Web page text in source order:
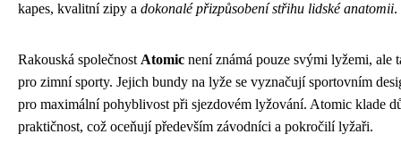
kapes, kvalitní zipy a dokonalé přizpůsobení střihu lidské anatomii.
Rakouská společnost Atomic není známá pouze svými lyžemi, ale
pro zimní sporty. Jejich bundy na lyže se vyznačují sportovním
pro maximální pohyblivost při sjezdovém lyžování. Atomic klade
praktičnost, což oceňují především závodníci a pokročilí lyžaři.